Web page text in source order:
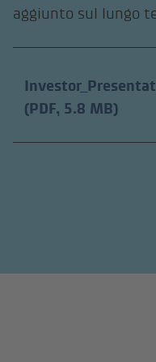
aggiunto sul lungo
(PDF, 5.8 MB)